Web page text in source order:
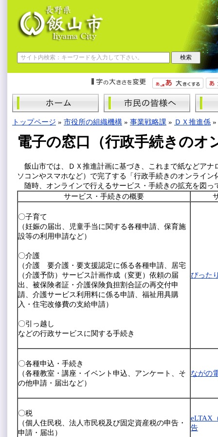
トップページ » 市役所の組織機構 » 事業戦略課 » ＤＸ推進係 »
電子の窓口（行政手続きのオ
飯山市では、ＤＸ推進計画に基づき、これまで紙などア
ソコンやスマホなど）で完了する「行政手続きのオンライン
随時、オンラインで行えるサービス・手続きの拡充を図っ
サービス・手続きの概要
〇子育て
（妊娠の届出、児童手当に関する各種申請、保育施
設等の利用申請など）
〇介護
（介護 要介護・要支援認定に係る各種申請、居宅
（介護予防）サービス計画作成（変更）依頼の届
出、被保険者証・介護保険負担割合証の再交付申
請、介護サービス利用料に係る申請、福祉用具購
入・住宅改修費の支給申請）
〇引っ越し
などの行政サービスに関する手続き
ぴった
〇各種申込・手続き
（各種教室・講座・イベント申込、アンケート、そ
の他申請・届出など）
ながの
〇税
（個人住民税、法人市民税及び固定資産税の申告・
申請・届出）
eLTAX
告